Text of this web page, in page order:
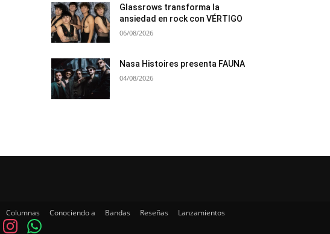
Glassrows transforma la
ansiedad en rock con VÉRTIGO
06/08/2026
Nasa Histoires presenta FAUNA
04/08/2026
Columnas Conociendo a Bandas Reseñas
Lanzamientos